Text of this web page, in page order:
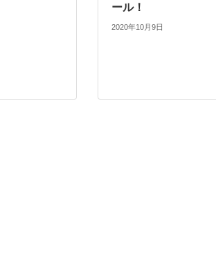
ール！
2020年10月9日